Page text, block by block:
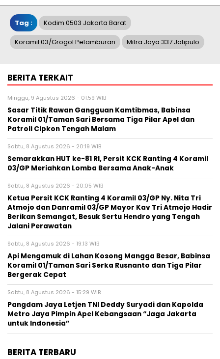
Tag : Kodim 0503 Jakarta Barat
Koramil 03/Grogol Petamburan Mitra Jaya 337 Jatipulo
BERITA TERKAIT
Minggu, 9 Agustus 2026 - 01:59 WIB
Sasar Titik Rawan Gangguan Kamtibmas, Babinsa
Koramil 01/Taman Sari Bersama Tiga Pilar Apel dan
Patroli Cipkon Tengah Malam
Sabtu, 8 Agustus 2026 - 20:19 WIB
Semarakkan HUT ke-81 RI, Persit KCK Ranting 4 Koramil
03/GP Meriahkan Lomba Bersama Anak-Anak
Sabtu, 8 Agustus 2026 - 20:05 WIB
Ketua Persit KCK Ranting 4 Koramil 03/GP Ny. Nita Tri
Atmojo dan Danramil 03/GP Mayor Kav Tri Atmojo Hadir
Berikan Semangat, Besuk Sertu Hendro yang Tengah
Jalani Perawatan
Sabtu, 8 Agustus 2026 - 19:13 WIB
Api Mengamuk di Lahan Kosong Mangga Besar, Babinsa
Koramil 01/Taman Sari Serka Rusnanto dan Tiga Pilar
Bergerak Cepat
Sabtu, 8 Agustus 2026 - 15:29 WIB
Pangdam Jaya Letjen TNI Deddy Suryadi dan Kapolda
Metro Jaya Pimpin Apel Kebangsaan “Jaga Jakarta
untuk Indonesia”
BERITA TERBARU